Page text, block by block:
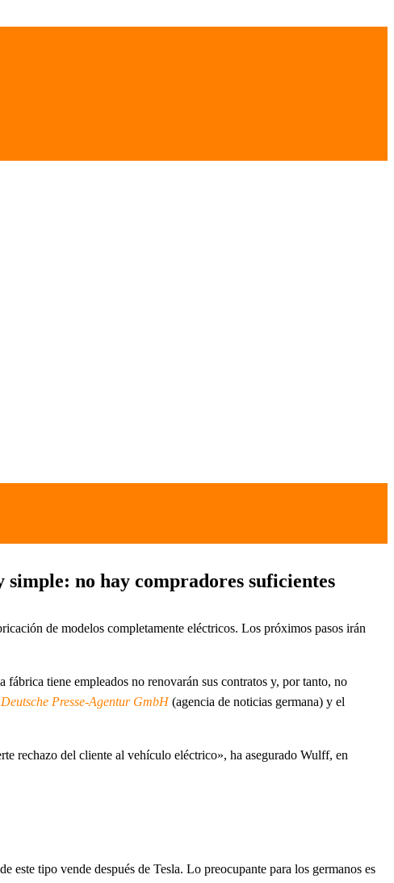
no hay compradores suficientes
de modelos completamente eléctricos. Los próximos pasos irán
fábrica tiene empleados no renovarán sus contratos y, por tanto, no
Deutsche Presse-Agentur GmbH(agencia de noticias germana) y el
rechazo del cliente al vehículo eléctrico», ha asegurado Wulff, en
este tipo vende después de Tesla. Lo preocupante para los germanos es